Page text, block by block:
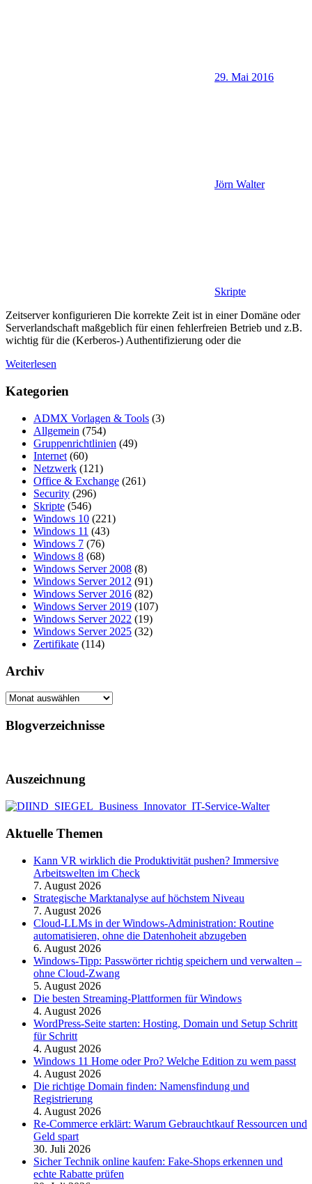
29. Mai 2016
Jörn Walter
Skripte
Zeitserver konfigurieren Die korrekte Zeit ist in einer Domäne oder
Serverlandschaft maßgeblich für einen fehlerfreien Betrieb und z.B.
wichtig für die (Kerberos-) Authentifizierung oder die
Weiterlesen
Kategorien
ADMX Vorlagen & Tools (3)
Allgemein (754)
Gruppenrichtlinien (49)
Internet (60)
Netzwerk (121)
Office & Exchange (261)
Security (296)
Skripte (546)
Windows 10 (221)
Windows 11 (43)
Windows 7 (76)
Windows 8 (68)
Windows Server 2008 (8)
Windows Server 2012 (91)
Windows Server 2016 (82)
Windows Server 2019 (107)
Windows Server 2022 (19)
Windows Server 2025 (32)
Zertifikate (114)
Archiv
Archiv
Blogverzeichnisse
Auszeichnung
Aktuelle Themen
Kann VR wirklich die Produktivität pushen? Immersive
Arbeitswelten im Check
7. August 2026
Strategische Marktanalyse auf höchstem Niveau
7. August 2026
Cloud-LLMs in der Windows-Administration: Routine
automatisieren, ohne die Datenhoheit abzugeben
6. August 2026
Windows-Tipp: Passwörter richtig speichern und verwalten –
ohne Cloud-Zwang
5. August 2026
Die besten Streaming-Plattformen für Windows
4. August 2026
WordPress-Seite starten: Hosting, Domain und Setup Schritt
für Schritt
4. August 2026
Windows 11 Home oder Pro? Welche Edition zu wem passt
4. August 2026
Die richtige Domain finden: Namensfindung und
Registrierung
4. August 2026
Re-Commerce erklärt: Warum Gebrauchtkauf Ressourcen und
Geld spart
30. Juli 2026
Sicher Technik online kaufen: Fake-Shops erkennen und
echte Rabatte prüfen